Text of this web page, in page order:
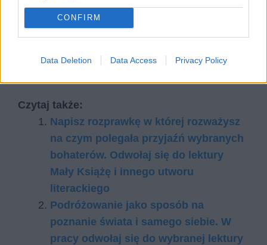
CONFIRM
Data Deletion Data Access Privacy Policy
chcą żyć wspólnie, kochają się i nie boją się
okazywać sobie nawzajem uczuć. Obie
rozumiane. W takich warunkach szczęście
Czytaj także:
Napisz rozprawkę w której rozważysz
na czym polegała przyjaźń wybranych
bohaterów. Odwołaj się do lektury
Mały Książę i innego utworu
literackiego
Podróżowanie jako sposób na
poznanie świata i samego siebie. W
pracy odwołaj się do wybranej lektury